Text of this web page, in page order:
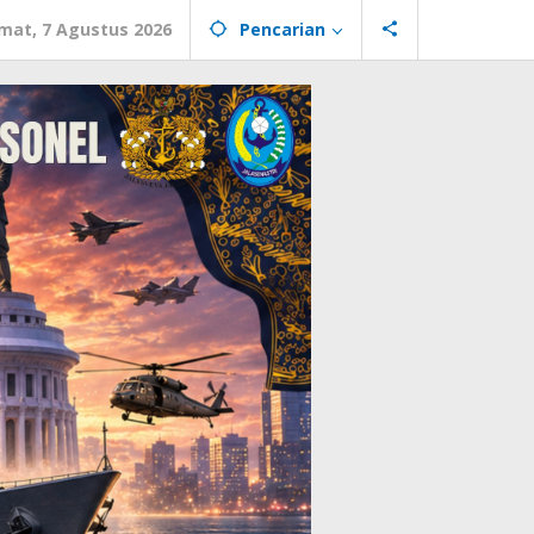
7 Agustus 2026 Pencarian